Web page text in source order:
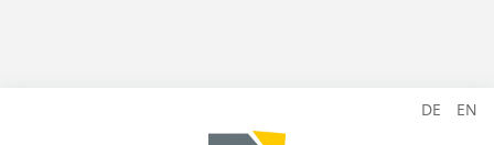
DE EN